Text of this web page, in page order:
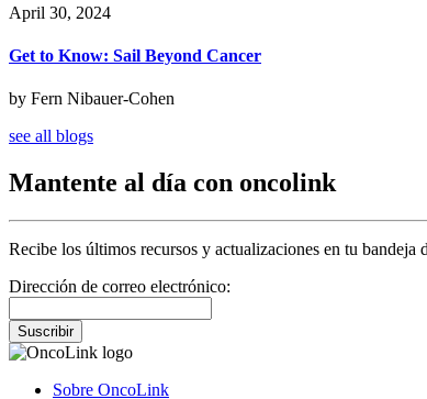
April 30, 2024
Get to Know: Sail Beyond Cancer
by Fern Nibauer-Cohen
see all blogs
Mantente al día con oncolink
Recibe los últimos recursos y actualizaciones en tu bandeja
Dirección de correo electrónico:
Suscribir
Sobre OncoLink